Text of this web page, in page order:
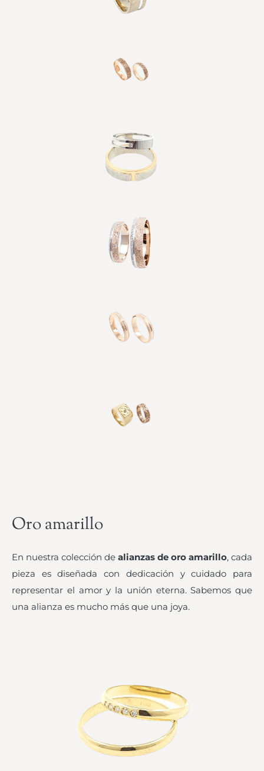
Oro amarillo
En nuestra colección de alianzas de oro amarillo, cada
pieza es diseñada con dedicación y cuidado para
representar el amor y la unión eterna. Sabemos que
una alianza es mucho más que una joya.